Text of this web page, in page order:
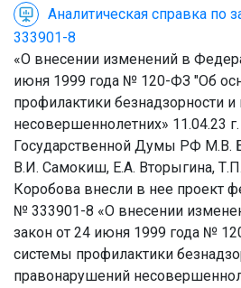
Аналитическая справка по
333901-8
«О внесении изменений в
июня 1999 года № 120-ФЗ "Об
профилактики безнадзорности
несовершеннолетних» 11.04.23
Государственной Думы РФ М.В.
В.И. Самокиш, Е.А. Вторыгина,
Коробова внесли в нее проект
№ 333901-8 «О внесении
закон от 24 июня 1999 года №
системы профилактики
правонарушений